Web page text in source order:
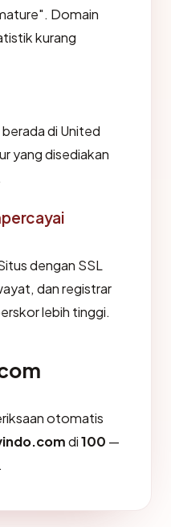
Domain
kurang
berada di United
yang disediakan
dengan SSL
dan registrar
lebih tinggi.
otomatis
di100 —